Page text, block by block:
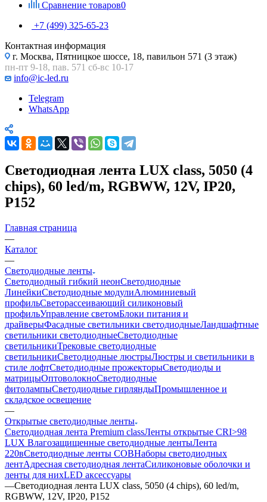
Сравнение товаров0
+7 (499) 325-65-23
Контактная информация
г. Москва, Пятницкое шоссе, 18, павильон 571 (3 этаж)
пн-пт 9-18, пав. 571 сб-вс 10-17
info@ic-led.ru
Telegram
WhatsApp
Светодиодная лента LUX class, 5050 (4
chips), 60 led/m, RGBWW, 12V, IP20,
P152
Главная страница
—
Каталог
—
Светодиодные ленты
Светодиодный гибкий неонСветодиодные
ЛинейкиСветодиодные модулиАлюминиевый
профильСветорассеивающий силиконовый
профильУправление светомБлоки питания и
драйверыФасадные светильники светодиодныеЛандшафтные
светильники светодиодныеСветодиодные
светильникиТрековые светодиодные
светильникиСветодиодные люстрыЛюстры и светильники в
стиле лофтСветодиодные прожекторыСветодиоды и
матрицыОптоволокноСветодиодные
фитолампыСветодиодные гирляндыПромышленное и
складское освещение
—
Открытые светодиодные ленты
Светодиодная лента Premium classЛенты открытые CRI>98
LUX Влагозащищенные светодиодные лентыЛента
220вСветодиодные ленты COBНаборы светодиодных
лентАдресная светодиодная лентаСиликоновые оболочки и
ленты для нихLED аксессуары
—Светодиодная лента LUX class, 5050 (4 chips), 60 led/m,
RGBWW, 12V, IP20, P152